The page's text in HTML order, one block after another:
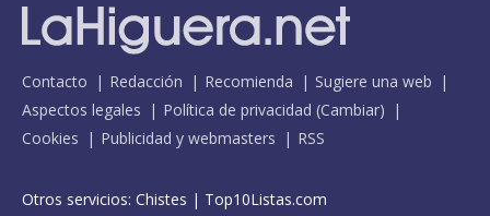
Contacto Redacción Recomienda
Sugiere una web
Aspectos legales
Política de privacidad (Cambiar)
Cookies
Publicidad y webmasters RSS
Otros servicios: Chistes | Top10Listas.com